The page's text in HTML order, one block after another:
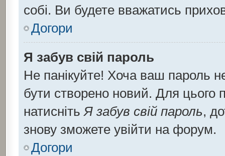
собі. Ви будете вважатись
Догори
Я забув свій пароль
Не панікуйте! Хоча ваш пароль
бути створено новий. Для цього
натиснітьЯ забув свій пароль,
знову зможете увійти на форум.
Догори